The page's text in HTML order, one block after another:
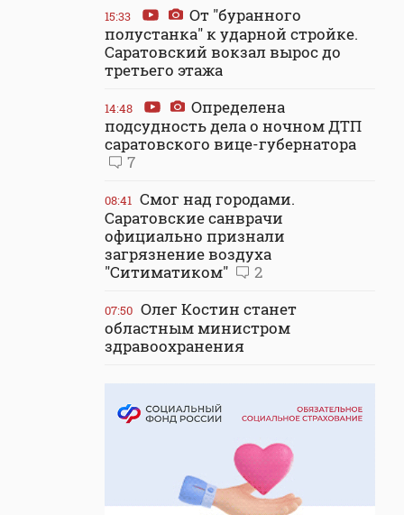
15:33
От "буранного
полустанка" к ударной стройке.
Саратовский вокзал вырос до
третьего этажа
14:48
Определена
подсудность дела о ночном ДТП
саратовского вице-губернатора
7
08:41 Смог над городами.
Саратовские санврачи
официально признали
загрязнение воздуха
"Ситиматиком"
2
07:50 Олег Костин станет
областным министром
здравоохранения